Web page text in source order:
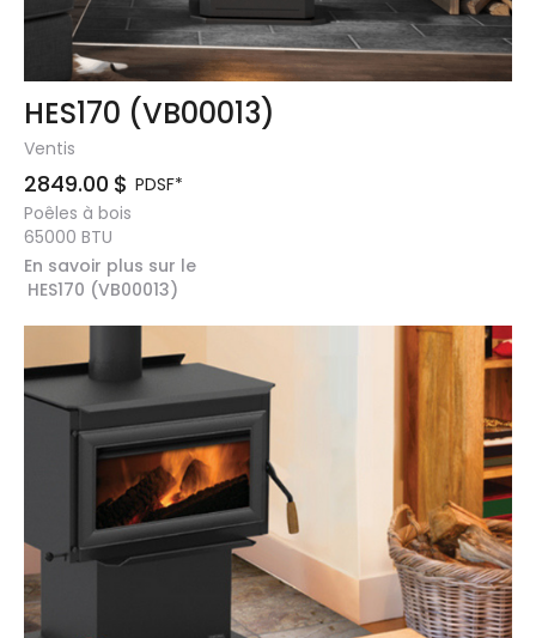
HES170 (VB00013)
Ventis
2849.00 $ PDSF*
Poêles à bois
65000 BTU
En savoir plus sur le
HES170 (VB00013)